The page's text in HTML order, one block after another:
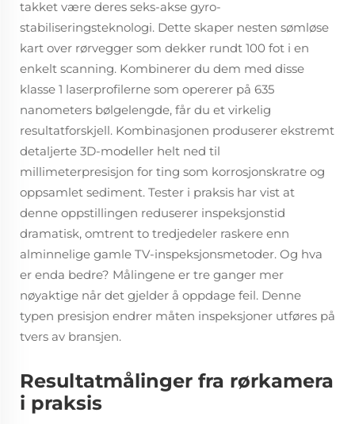
takket være deres seks-akse gyro-
stabiliseringsteknologi. Dette skaper nesten sømløse
kart over rørvegger som dekker rundt 100 fot i en
enkelt scanning. Kombinerer du dem med disse
klasse 1 laserprofilerne som opererer på 635
nanometers bølgelengde, får du et virkelig
resultatforskjell. Kombinasjonen produserer ekstremt
detaljerte 3D-modeller helt ned til
millimeterpresisjon for ting som korrosjonskratre og
oppsamlet sediment. Tester i praksis har vist at
denne oppstillingen reduserer inspeksjonstid
dramatisk, omtrent to tredjedeler raskere enn
alminnelige gamle TV-inspeksjonsmetoder. Og hva
er enda bedre? Målingene er tre ganger mer
nøyaktige når det gjelder å oppdage feil. Denne
typen presisjon endrer måten inspeksjoner utføres på
tvers av bransjen.
Resultatmålinger fra rørkamera
i praksis